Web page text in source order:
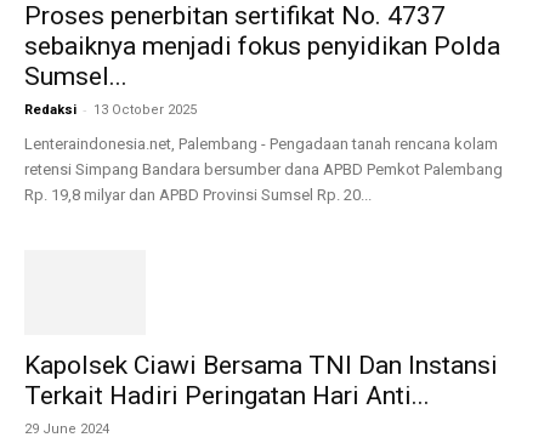
Proses penerbitan sertifikat No. 4737
sebaiknya menjadi fokus penyidikan Polda
Sumsel...
Redaksi - 13 October 2025
Lenteraindonesia.net, Palembang - Pengadaan tanah rencana kolam
retensi Simpang Bandara bersumber dana APBD Pemkot Palembang
Rp. 19,8 milyar dan APBD Provinsi Sumsel Rp. 20...
Kapolsek Ciawi Bersama TNI Dan Instansi
Terkait Hadiri Peringatan Hari Anti...
29 June 2024